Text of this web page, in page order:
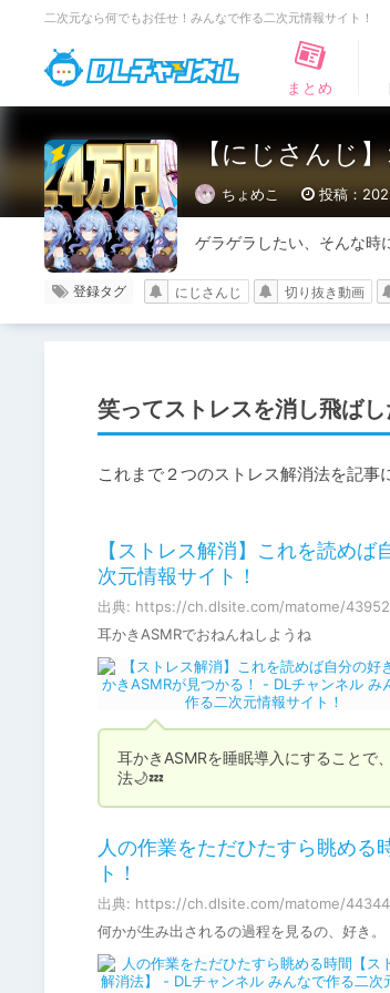
二次元なら何でもお任せ！みんなで作る二次元情報サイト！
DLチャンネル
まとめ
【にじさんじ
ちょめこ 投稿：
ゲラゲラしたい、そんな時
登録タグ にじさんじ 切り抜き動画
笑ってストレスを消し飛ば
これまで２つのストレス解消法を記事
【ストレス解消】これを読め
次元情報サイト！
出典: https://ch.dlsite.com/matome/
耳かきASMRでおねんねしようね
耳かきASMRを睡眠導入にすることで
法🌙💤
人の作業をただひたすら眺め
ト！
出典: https://ch.dlsite.com/matome/
何かが生み出されるの過程を見るの、好き。